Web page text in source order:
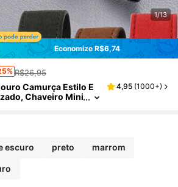
1/13
Economize R$6,74
R$26,95
Camurça Estilo E
Chaveiro Mini
Elegante, Unissex, E
Uso Diário
4,95 (1000+)
escuro preto marrom